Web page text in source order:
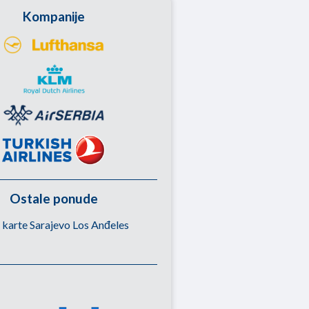
Kompanije
Ostale ponude
Sarajevo Los Anđeles